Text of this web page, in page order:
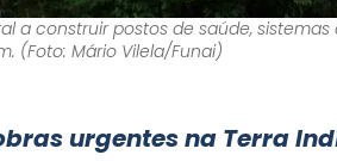
a construir postos de saúde,
(Foto: Mário Vilela/Funai)
urgentes na Terra